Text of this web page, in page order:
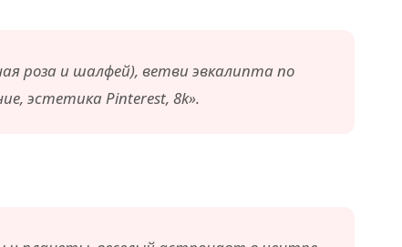
роза и шалфей), ветви эвкалипта по
эстетика Pinterest, 8k».